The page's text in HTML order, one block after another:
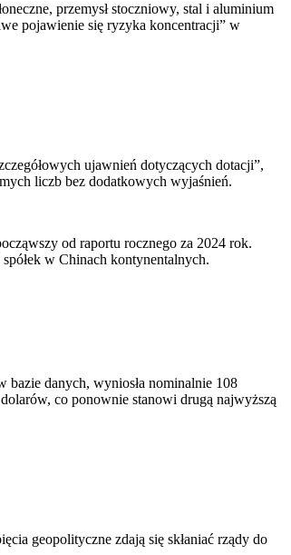
przemysł stoczniowy, stal i aluminium
pojawienie się ryzyka koncentracji” w
ujawnień dotyczących dotacji”,
liczb bez dodatkowych wyjaśnień.
od raportu rocznego za 2024 rok.
w Chinach kontynentalnych.
danych, wyniosła nominalnie 108
co ponownie stanowi drugą najwyższą
geopolityczne zdają się skłaniać rządy do